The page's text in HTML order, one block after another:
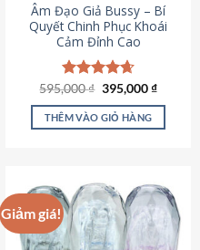
Âm Đạo Giả Bussy – Bí
Quyết Chinh Phục Khoái
Cảm Đỉnh Cao
Được xếp
hạng4.64
5 sao
595,000₫ Giá
là:
595,000 ₫.
395,000₫Giá
tại
THÊM VÀO GIỎ HÀNG
Giảm giá!